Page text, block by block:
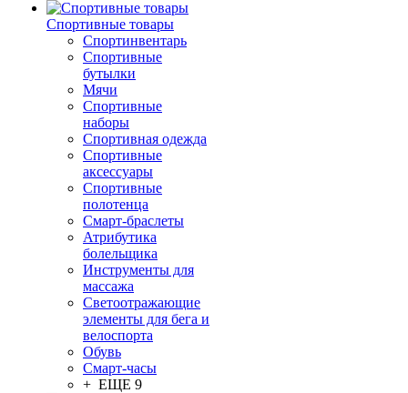
Спортивные товары
Спортинвентарь
Спортивные
бутылки
Мячи
Спортивные
наборы
Спортивная одежда
Спортивные
аксессуары
Спортивные
полотенца
Смарт-браслеты
Атрибутика
болельщика
Инструменты для
массажа
Светоотражающие
элементы для бега и
велоспорта
Обувь
Смарт-часы
+ ЕЩЕ 9